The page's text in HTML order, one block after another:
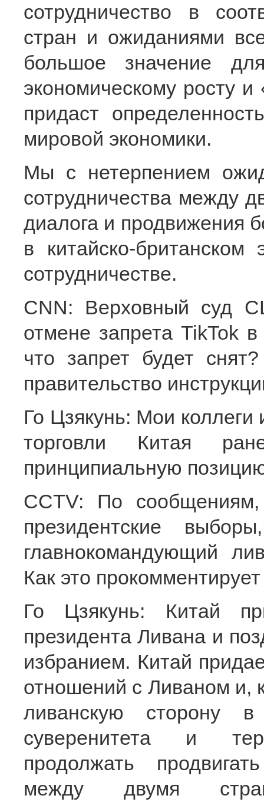
сотрудничество в
стран и ожиданиями
большое значение
экономическому росту
придаст
мировой экономики.
Мы с нетерпением
сотрудничества между
диалога и продвижения
в китайско-
сотрудничестве.
CNN: Верховный суд
отмене запрета TikTok
что запрет будет
правительство
Го Цзякунь: Мои коллеги
торговли Китая
принципиальную
CCTV: По
президентские
главнокомандующий
Как это
Го Цзякунь: Китай
президента Ливана и
избранием. Китай
отношений с Ливаном и,
ливанскую сторону
суверенитета и
продолжать
между двумя